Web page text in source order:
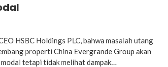
HSBC Holdings PLC, bahwa masalah utang
properti China Evergrande Group akan
tetapi tidak melihat dampak…